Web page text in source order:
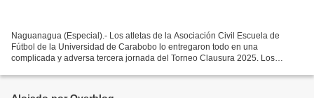
Naguanagua (Especial).- Los atletas de la Asociación Civil Escuela de
Fútbol de la Universidad de Carabobo lo entregaron todo en una
complicada y adversa tercera jornada del Torneo Clausura 2025. Los